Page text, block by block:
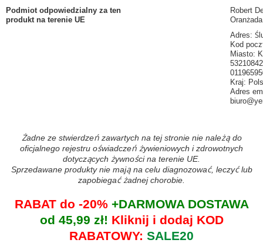
Podmiot odpowiedzialny za ten
produkt na terenie UE
Robert
Oranżada
Adres:
Kod
Miasto:
Kraj:
Adres
Żadne ze stwierdzeń zawartych na tej stronie nie należą do
oficjalnego rejestru oświadczeń żywieniowych i zdrowotnych
dotyczących żywności na terenie UE.
Sprzedawane produkty nie mają na celu diagnozować, leczyć lub
zapobiegać żadnej chorobie.
RABAT do -20%+DARMOWA DOSTAWA
od 45,99 zł! Kliknij i dodaj KOD
RABATOWY: SALE20